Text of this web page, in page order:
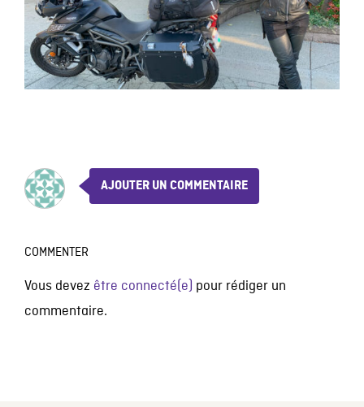
AJOUTER UN COMMENTAIRE
COMMENTER
Vous devez être connecté(e) pour rédiger un
commentaire.